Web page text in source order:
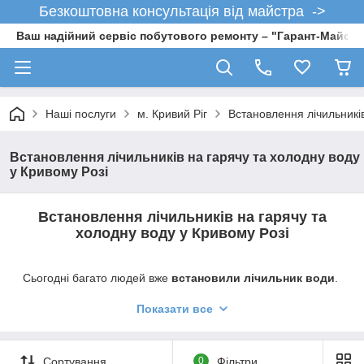
Безкоштовна консультація від майстра ->
Ваш надійний сервіс побутового ремонту – "Гарант-
Наші послуги м. Кривий Ріг Встановлення
Встановлення лічильників на гарячу та холодну воду
у Кривому Розі
Встановлення лічильників на гарячу та
холодну воду у Кривому Розі
Сьогодні багато людей вже встановили лічильник води
витрати води та не переплачувати зайві гроші. Однак, є і ті
ті, які не думали про це взагалі.
Показати все
Сортування 0 Фільтри